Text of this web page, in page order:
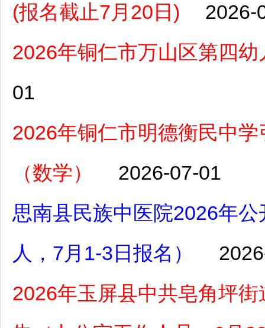
(报名截止7月20日)
2026-
2026年铜仁市万山区第四
01
2026年铜仁市明德衡民中
（数学）
2026-07-01
思南县民族中医院2026年
人，7月1-3日报名）
2026年玉屏县中共皂角坪